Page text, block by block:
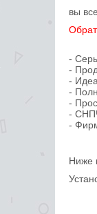
вы
-
-
-
-
-
-
-
Ниже